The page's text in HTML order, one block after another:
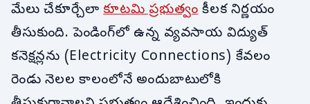
మేలు చేకూర్చేలాకూటమి ప్రభుత్వంకీలక నిర్ణయం
తీసుకుంది. పెండింగ్‌లో ఉన్న వ్యవసాయ విద్యుత్
కనెక్షన్లను (Electricity Connections) కేవలం
రెండు నెలల కాలంలోనే అందుబాటులోకి